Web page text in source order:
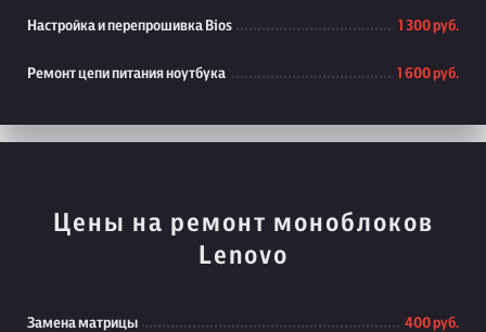
Настройка и перепрошивка Bios 1 300 руб.
Ремонт цепи питания ноутбука 1 600 руб.
Цены на ремонт моноблоков
Lenovo
Замена матрицы 400 руб.